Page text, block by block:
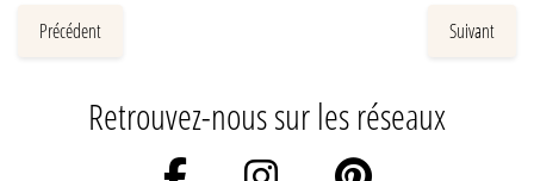
Précédent Suivant
Retrouvez-nous sur les réseaux